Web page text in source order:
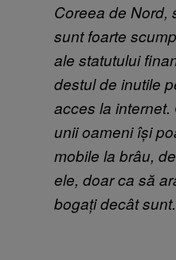
Coreea de Nord,
sunt foarte
ale statutului
destul de inutile
acces la
unii oameni își
mobile la brâu,
ele, doar ca să
bogați decât sunt.